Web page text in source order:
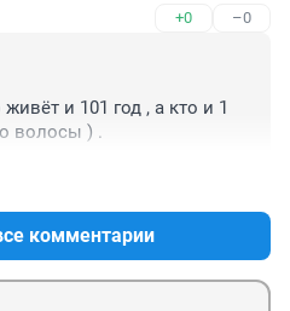
+0 –0
и 101 год , а кто и 1
волосы ) .
комментарии